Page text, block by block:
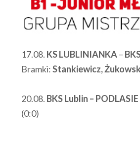
17.08. KS LUBLINIANKA–
Bramki:Stankiewicz,
20.08. BKS Lublin –
(0:0)